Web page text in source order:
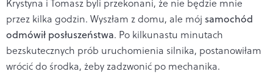
Krystyna i Tomasz byli przekonani, że nie będzie mnie
przez kilka godzin. Wyszłam z domu, ale mój samochód
odmówił posłuszeństwa. Po kilkunastu minutach
bezskutecznych prób uruchomienia silnika, postanowiłam
wrócić do środka, żeby zadzwonić po mechanika.